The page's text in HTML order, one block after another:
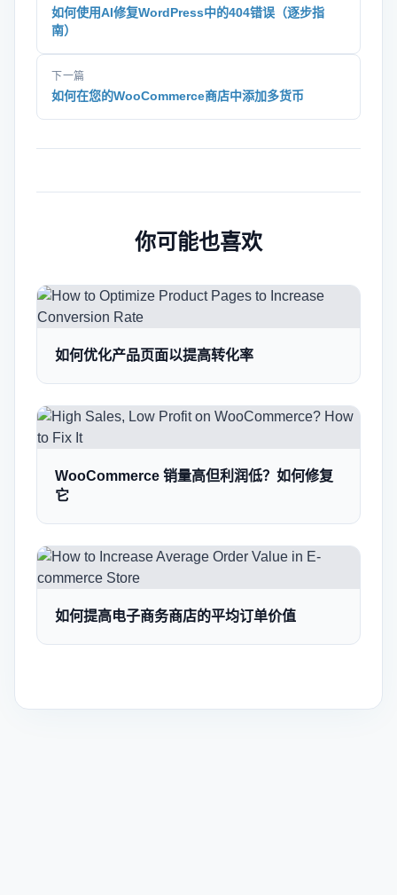
如何使用AI修复WordPress中的404错误（逐步指
南）
下一篇
如何在您的WooCommerce商店中添加多货币
你可能也喜欢
如何优化产品页面以提高转化率
WooCommerce 销量高但利润低？如何修复
它
如何提高电子商务商店的平均订单价值